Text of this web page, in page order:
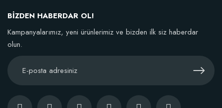
BİZDEN HABERDAR OL!
Kampanyalarımız, yeni ürünlerimiz ve bizden ilk siz haberdar
olun.